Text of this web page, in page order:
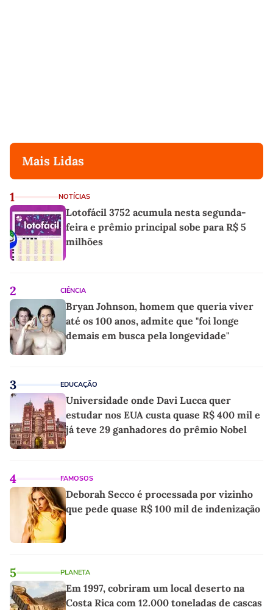
Mais Lidas
1 NOTÍCIAS
Lotofácil 3752 acumula nesta segunda-
feira e prêmio principal sobe para R$ 5
milhões
2 CIÊNCIA
Bryan Johnson, homem que queria viver
até os 100 anos, admite que "foi longe
demais em busca pela longevidade"
3 EDUCAÇÃO
Universidade onde Davi Lucca quer
estudar nos EUA custa quase R$ 400 mil e
já teve 29 ganhadores do prêmio Nobel
4 FAMOSOS
Deborah Secco é processada por vizinho
que pede quase R$ 100 mil de indenização
5 PLANETA
Em 1997, cobriram um local deserto na
Costa Rica com 12.000 toneladas de cascas